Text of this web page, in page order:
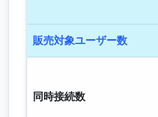
販売対象ユーザー数
同時接続数